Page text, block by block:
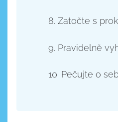
8. Zatočte s
9. Pravidelně
10. Pečujte o